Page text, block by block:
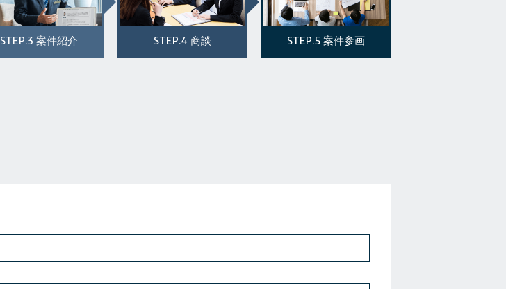
STEP.3 案件紹介 STEP.4 商談 STEP.5 案件参画